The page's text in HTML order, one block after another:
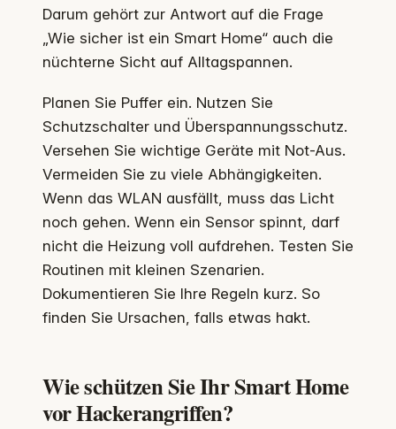
Darum gehört zur Antwort auf die Frage
„Wie sicher ist ein Smart Home“ auch die
nüchterne Sicht auf Alltagspannen.
Planen Sie Puffer ein. Nutzen Sie
Schutzschalter und Überspannungsschutz.
Versehen Sie wichtige Geräte mit Not-Aus.
Vermeiden Sie zu viele Abhängigkeiten.
Wenn das WLAN ausfällt, muss das Licht
noch gehen. Wenn ein Sensor spinnt, darf
nicht die Heizung voll aufdrehen. Testen Sie
Routinen mit kleinen Szenarien.
Dokumentieren Sie Ihre Regeln kurz. So
finden Sie Ursachen, falls etwas hakt.
Wie schützen Sie Ihr Smart Home
vor Hackerangriffen?